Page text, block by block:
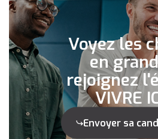
Voyez les
en
rejoignez
VIVRE
Envoyer sa